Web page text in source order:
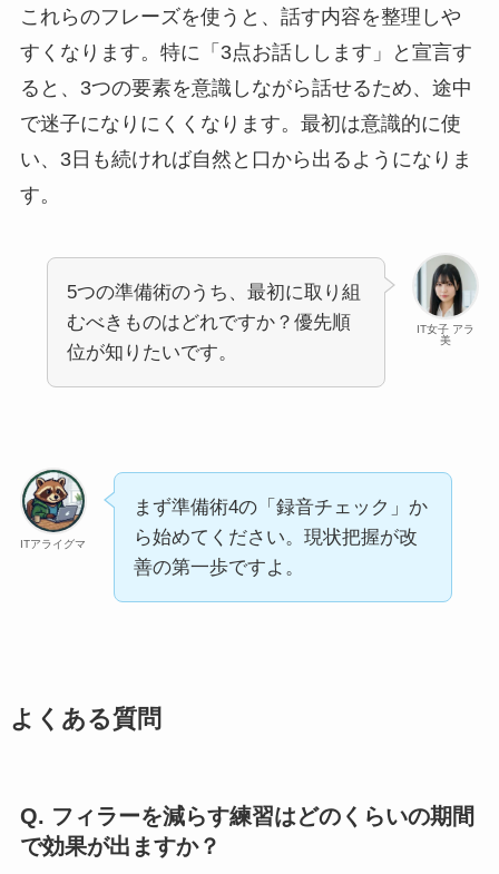
これらのフレーズを使うと、話す内容を整理しや
すくなります。特に「3点お話しします」と宣言す
ると、3つの要素を意識しながら話せるため、途中
で迷子になりにくくなります。最初は意識的に使
い、3日も続ければ自然と口から出るようになりま
す。
IT女子 アラ
美
5つの準備術のうち、最初に取り組
むべきものはどれですか？優先順
位が知りたいです。
ITアライグマ
まず準備術4の「録音チェック」か
ら始めてください。現状把握が改
善の第一歩ですよ。
よくある質問
Q. フィラーを減らす練習はどのくらいの期間
で効果が出ますか？